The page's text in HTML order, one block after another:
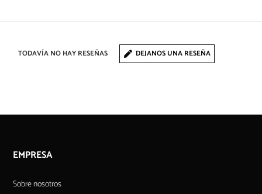
TODAVÍA NO HAY RESEÑAS DEJANOS UNA RESEÑA
EMPRESA
Sobre nosotros